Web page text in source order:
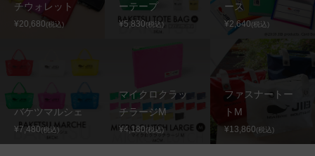
チウォレット
¥20,680(税込)
ーテープ
¥5,830(税込)
ース
¥2,640(税込)
バケツマルシェ
¥7,480(税込)
マイクロクラッ
チラージM
¥4,180(税込)
ファスナートー
トM
¥13,860(税込)